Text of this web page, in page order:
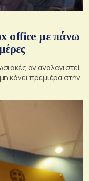
office με πάνω
αν αναλογιστεί
κάνει πρεμιέρα στην